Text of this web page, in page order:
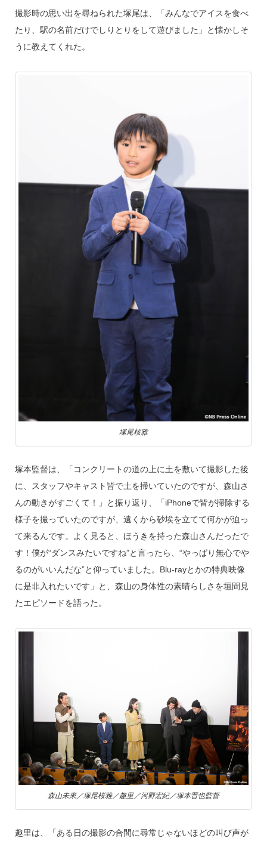
撮影時の思い出を尋ねられた塚尾は、「みんなでアイスを食べ
たり、駅の名前だけでしりとりをして遊びました」と懐かしそ
うに教えてくれた。
塚尾桜雅
塚本監督は、「コンクリートの道の上に土を敷いて撮影した後
に、スタッフやキャスト皆で土を掃いていたのですが、森山さ
んの動きがすごくて！」と振り返り、「iPhoneで皆が掃除する
様子を撮っていたのですが、遠くから砂埃を立てて何かが迫っ
て来るんです。よく見ると、ほうきを持った森山さんだったで
す！僕が“ダンスみたいですね”と言ったら、“やっぱり無心でや
るのがいいんだな”と仰っていました。Blu-rayとかの特典映像
に是非入れたいです」と、森山の身体性の素晴らしさを垣間見
たエピソードを語った。
森山未來／塚尾桜雅／趣里／河野宏紀／塚本晋也監督
趣里は、「ある日の撮影の合間に尋常じゃないほどの叫び声が